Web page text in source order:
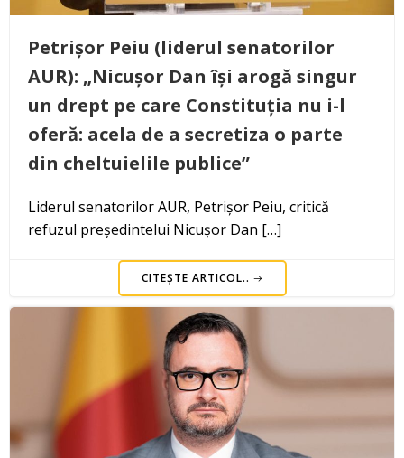
Petrișor Peiu (liderul senatorilor
AUR): „Nicușor Dan își arogă singur
un drept pe care Constituția nu i-l
oferă: acela de a secretiza o parte
din cheltuielile publice”
Liderul senatorilor AUR, Petrișor Peiu, critică
refuzul președintelui Nicușor Dan […]
CITEȘTE ARTICOL..